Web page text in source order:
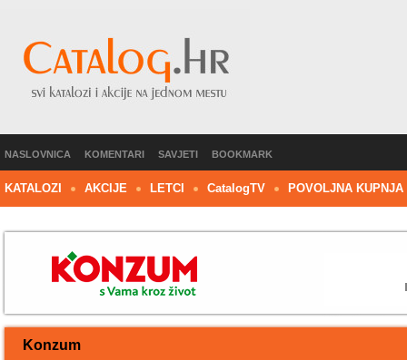
NASLOVNICA KOMENTARI SAVJETI BOOKMARK
KATALOZI AKCIJE LETCI CatalogTV POVOLJNA KUPNJA
Konzum